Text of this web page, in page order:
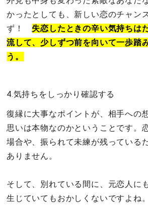
かったとしても、新しい恋のチャン
ず！ 失恋したときの辛い気持ちは
流して、少しずつ前を向いて一歩踏
う。
4.気持ちをしっかり確認する
復縁に大事なポイントが、相手への
思いは本物なのかということです。
場合や、振られて未練が残っている
ありません。
そして、別れている間に、元恋人に
生じていてもおかしくないですよね。